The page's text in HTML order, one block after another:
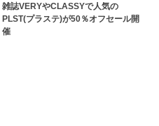
雑誌VERYやCLASSYで人気の
PLST(プラステ)が50％オフセール開
催